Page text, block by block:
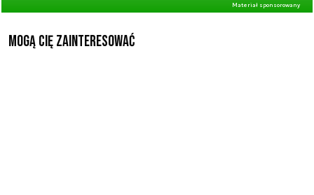
Materiał sponsorowany
Mogą Cię zainteresować